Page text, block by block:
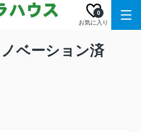
お気に入り
0
ベーション済